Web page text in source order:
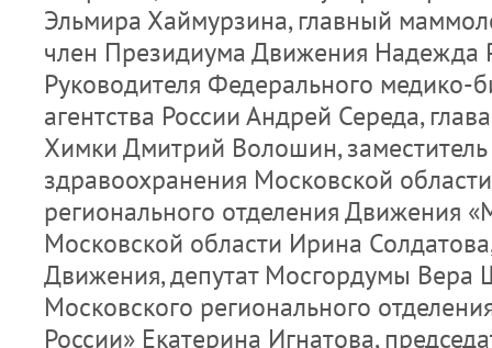
Эльмира Хаймурзина, главный
член Президиума Движения Надежда
Руководителя Федерального медико-
агентства России Андрей Середа,
Химки Дмитрий Волошин,
здравоохранения Московской
регионального отделения Движения
Московской области Ирина
Движения, депутат Мосгордумы Вера
Московского регионального
России» Екатерина Игнатова,